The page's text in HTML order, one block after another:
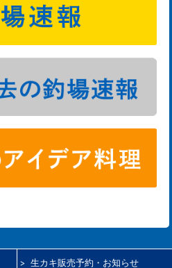
生カキ販売予約・お知らせ